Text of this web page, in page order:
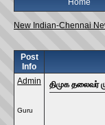
Home
New Indian-Chennai
Post
Info
Admin
Guru
திமுக தலைவர்